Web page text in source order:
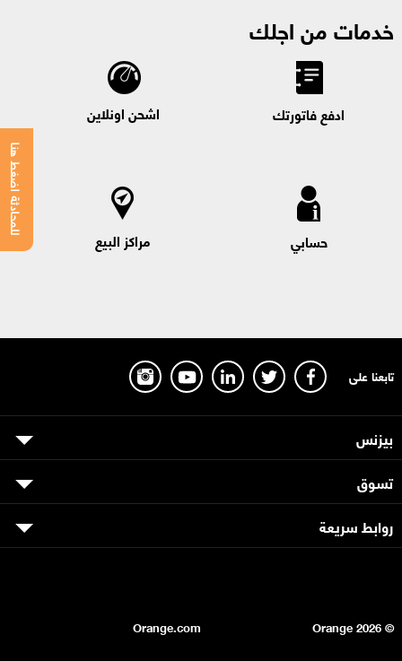
خدمات من اجلك
ادفع فاتورتك اشحن اونلاين
حسابي مراكز البيع
للمحادثة اضغط هنا
تابعنا على
بيزنس
تسوق
روابط سريعة
© Orange
2026
Orange.com